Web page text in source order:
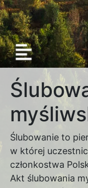
Ślubowanie to
w której
członkostwa
Akt ślubowania